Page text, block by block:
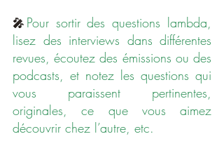
🎤 Pour sortir des questions lambda,
lisez des interviews dans différentes
revues, écoutez des émissions ou des
podcasts, et notez les questions qui
vous paraissent pertinentes,
originales, ce que vous aimez
découvrir chez l’autre, etc.